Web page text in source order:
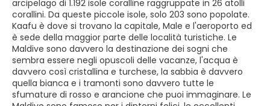
arcipelago di 1.192 isole coralline raggruppate in 26 atolli
corallini. Da queste piccole isole, solo 203 sono popolate.
Kaafu è dove si trovano la capitale, Male e l'aeroporto ed
è sede della maggior parte delle località turistiche. Le
Maldive sono davvero la destinazione dei sogni che
sembra essere negli opuscoli delle vacanze, l'acqua è
davvero così cristallina e turchese, la sabbia è davvero
quella bianca e i tramonti sono davvero tutte le
sfumature di rosso e arancione che puoi immaginare. Le